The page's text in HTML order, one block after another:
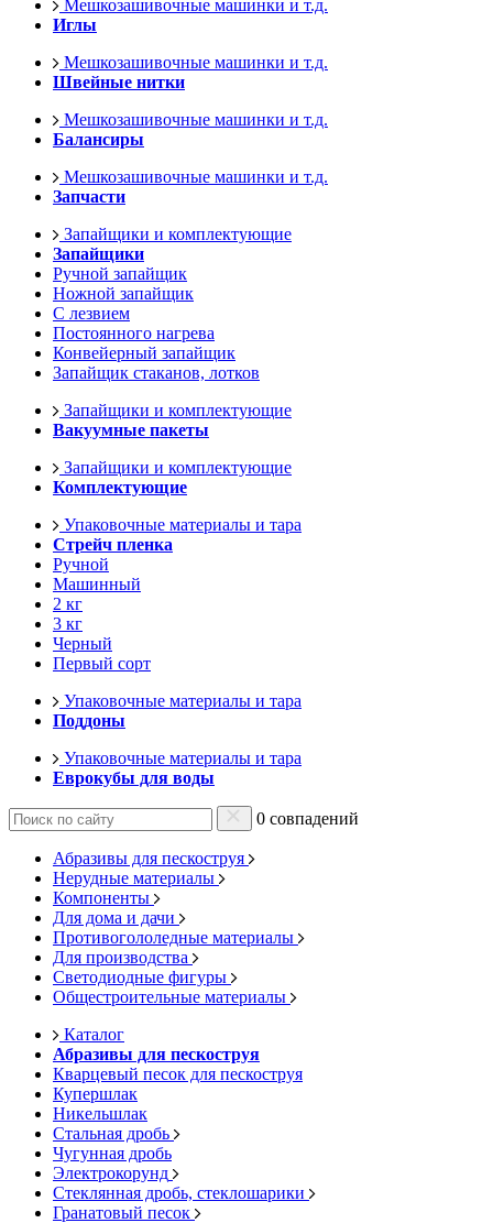
Мешкозашивочные машинки и т.д.
Иглы
Мешкозашивочные машинки и т.д.
Швейные нитки
Мешкозашивочные машинки и т.д.
Балансиры
Мешкозашивочные машинки и т.д.
Запчасти
Запайщики и комплектующие
Запайщики
Ручной запайщик
Ножной запайщик
С лезвием
Постоянного нагрева
Конвейерный запайщик
Запайщик стаканов, лотков
Запайщики и комплектующие
Вакуумные пакеты
Запайщики и комплектующие
Комплектующие
Упаковочные материалы и тара
Стрейч пленка
Ручной
Машинный
2 кг
3 кг
Черный
Первый сорт
Упаковочные материалы и тара
Поддоны
Упаковочные материалы и тара
Еврокубы для воды
0 совпадений
Абразивы для пескоструя
Нерудные материалы
Компоненты
Для дома и дачи
Противогололедные материалы
Для производства
Светодиодные фигуры
Общестроительные материалы
Каталог
Абразивы для пескоструя
Кварцевый песок для пескоструя
Купершлак
Никельшлак
Стальная дробь
Чугунная дробь
Электрокорунд
Стеклянная дробь, стеклошарики
Гранатовый песок